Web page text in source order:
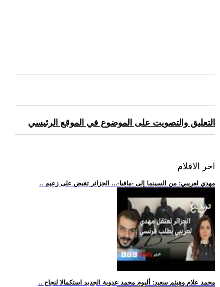
التعليق والتصويت على الموضوع في الموقع الرئيسي
اخر الافلام
.. مهدي لعريبي: من السينما إلى -مافيا-... الجزائر تقبض على زعيم
.. محمد علام وهيثم سعيد: ألبوم محمد عدوية الجديد استكمالا لنجاح